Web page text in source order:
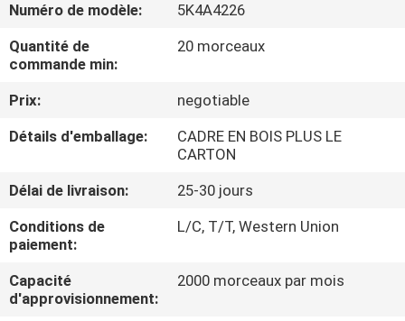
DE
NOUS
VISITE
DE
CONTRÔLE
QUALITÉ
Numéro de modèle:
5K4A4226
Quantité de
commande min:
20 morceaux
Prix:
negotiable
Détails d'emballage:
CADRE EN BOIS PLUS LE
CARTON
Délai de livraison:
25-30 jours
Conditions de
paiement:
L/C, T/T, Western Union
Capacité
d'approvisionnement:
2000 morceaux par mois